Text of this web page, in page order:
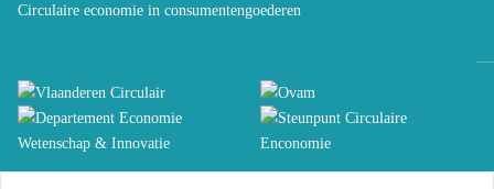
Circulaire economie in consumentengoederen